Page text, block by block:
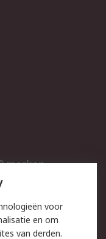
merken
voor
en om
van derden.